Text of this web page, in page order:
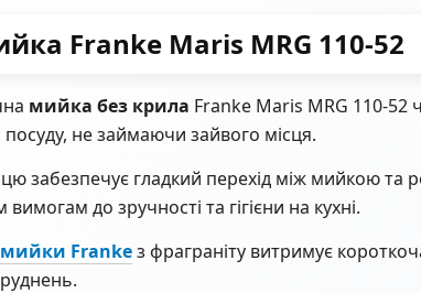
Franke Maris MRG 110-52
мийка без крила Franke Maris MRG 110-52
не займаючи зайвого місця.
забезпечує гладкий перехід між мийкою та
вимогам до зручності та гігієни на кухні.
мийки Frankeз фраграніту витримує